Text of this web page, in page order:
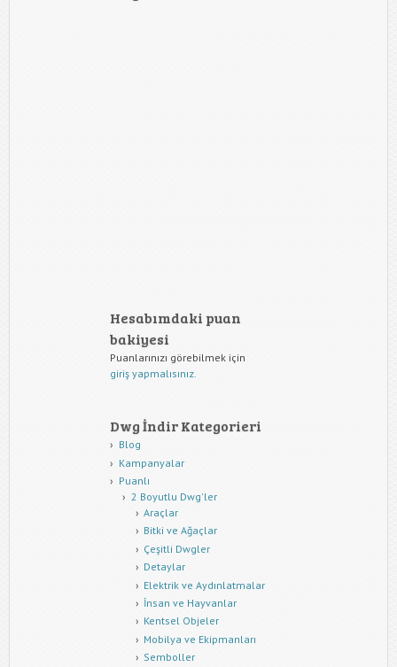
Hesabımdaki puan
bakiyesi
Puanlarınızı görebilmek için
giriş yapmalısınız.
Dwg İndir Kategorieri
Blog
Kampanyalar
Puanlı
2 Boyutlu Dwg'ler
Araçlar
Bitki ve Ağaçlar
Çeşitli Dwgler
Detaylar
Elektrik ve Aydınlatmalar
İnsan ve Hayvanlar
Kentsel Objeler
Mobilya ve Ekipmanları
Semboller